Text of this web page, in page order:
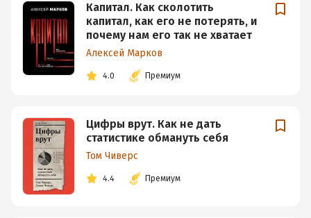
Капитал. Как сколотить
капитал, как его не потерять, и
почему нам его так не хватает
Алексей Марков
4.0 Премиум
Цифры врут. Как не дать
статистике обмануть себя
Том Чиверс
4.4 Премиум